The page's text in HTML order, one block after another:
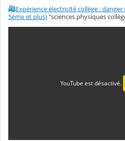
Expérience électricité collège :
5ème et plus)"sciences physiques
YouTube est désactivé.